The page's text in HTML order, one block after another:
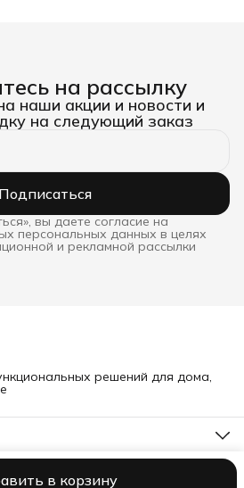
в корзину
на рассылку
наши акции и новости и
на следующий заказ
Подписаться
вы даете согласие на
персональных данных в целях
и рекламной рассылки
решений для дома,
ДоставкаПравила возврата